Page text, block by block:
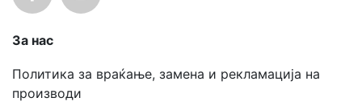
За нас
Политика за враќање, замена и рекламација на
производи